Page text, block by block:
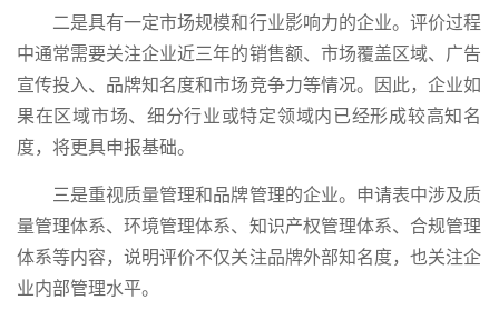
二是具有一定市场规模和行业影响力的企业。评价过程
中通常需要关注企业近三年的销售额、市场覆盖区域、广告
宣传投入、品牌知名度和市场竞争力等情况。因此，企业如
果在区域市场、细分行业或特定领域内已经形成较高知名
度，将更具申报基础。
三是重视质量管理和品牌管理的企业。申请表中涉及质
量管理体系、环境管理体系、知识产权管理体系、合规管理
体系等内容，说明评价不仅关注品牌外部知名度，也关注企
业内部管理水平。